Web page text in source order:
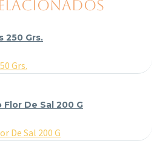
250 Grs.
Grs.
De Sal 200 G
De Sal 200 G